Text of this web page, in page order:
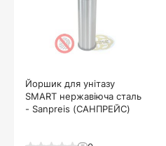
Йоршик для унітазу
SMART нержавіюча сталь
- Sanpreis (САНПРЕЙС)